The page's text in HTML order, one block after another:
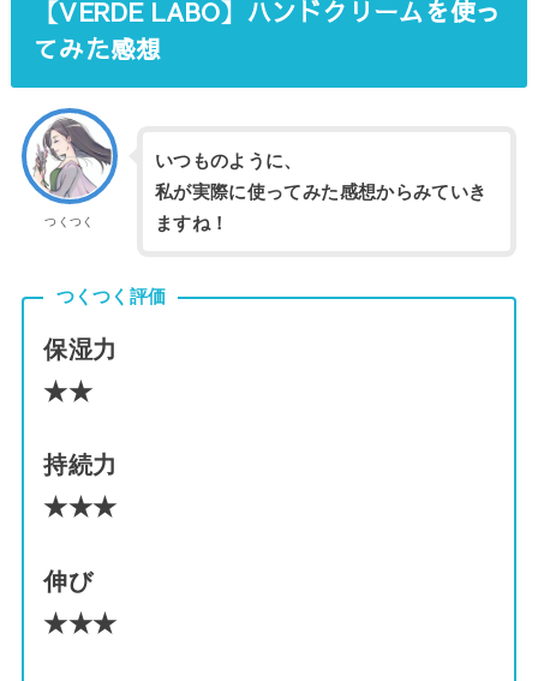
【VERDE LABO】ハンドクリームを使っ
てみた感想
つくつく
いつものように、
私が実際に使ってみた感想からみていき
ますね！
つくつく評価
保湿力
★★
持続力
★★★
伸び
★★★